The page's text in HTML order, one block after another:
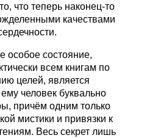
что теперь наконец-то
качествами
особое состояние,
всем книгам по
целей, является
человек буквально
причём одним только
мистики и привязки к
Весь секрет лишь